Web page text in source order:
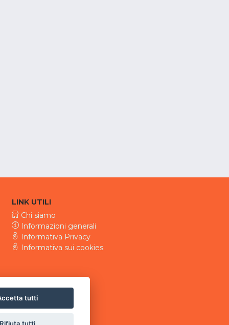
LINK UTILI
Chi siamo
Informazioni generali
Informativa Privacy
Informativa sui cookies
tutti
tutti